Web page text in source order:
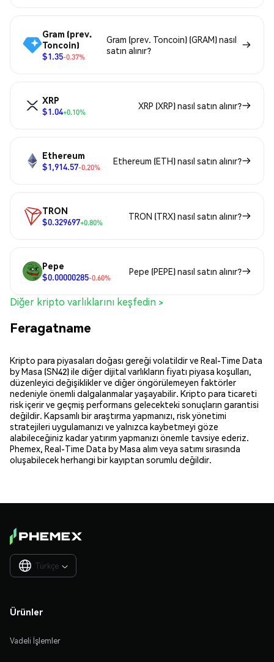
Gram (prev.
Toncoin)
$1.35-0.37%
Gram (prev. Toncoin) (GRAM) nasıl
satın alınır?
XRP
$1.04+0.10%
XRP (XRP) nasıl satın alınır?
Ethereum
$1,914.57-0.20%
Ethereum (ETH) nasıl satın alınır?
TRON
$0.329697+0.80%
TRON (TRX) nasıl satın alınır?
Pepe
$0.00000285-0.60%
Pepe (PEPE) nasıl satın alınır?
Diğer kripto varlıklarını keşfedin >
Feragatname
Kripto para piyasaları doğası gereği volatildir ve Real-Time Data
by Masa (SN42) ile diğer dijital varlıkların fiyatı piyasa koşulları,
düzenleyici değişiklikler ve diğer öngörülemeyen faktörler
nedeniyle önemli dalgalanmalar yaşayabilir. Kripto para ticareti
risk içerir ve geçmiş performans gelecekteki sonuçların garantisi
değildir. Kapsamlı bir araştırma yapmanızı, risk yönetimi
stratejileri uygulamanızı ve yalnızca kaybetmeyi göze
alabileceğiniz kadar yatırım yapmanızı önemle tavsiye ederiz.
Phemex, Real-Time Data by Masa alım veya satımı sırasında
oluşabilecek herhangi bir kayıptan sorumlu değildir.
Türkçe 
Ürünler
Vadeli İşlemler